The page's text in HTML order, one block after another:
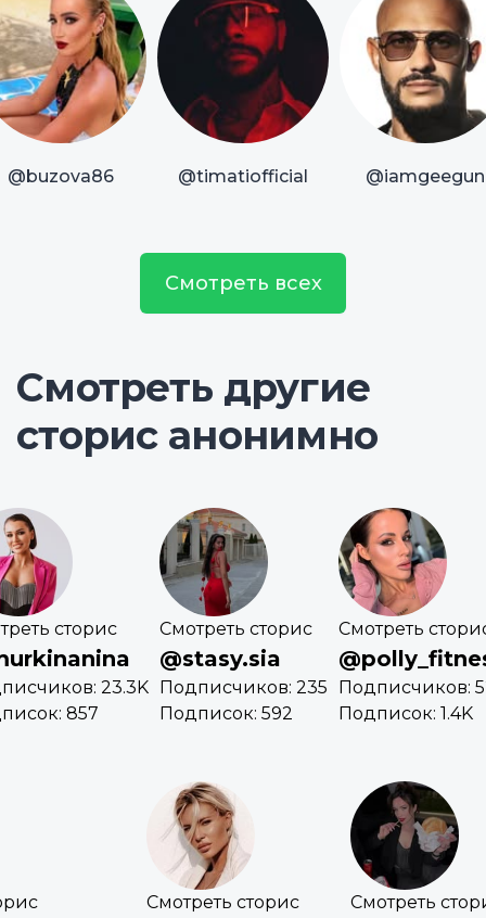
@buzova86 @timatiofficial @iamgeegun
Смотреть всех
Смотреть другие
сторис анонимно
сторис
23.3K
857
Смотреть сторис
@stasy.sia
Подписчиков: 235
Подписок: 592
Смотреть
Подписчиков:
Подписок: 1.4K
Смотреть сторис Смотреть